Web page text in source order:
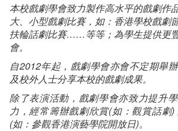
本校戲劇學會致力製作高水平的戲劇作
大、小型戲劇比賽，如：香港學校戲劇
扶輪話劇比賽……等等；為學生提供更
會。
自2012年起，戲劇學會亦會不定期舉
及校外人士分享本校的戲劇成果。
除了表演活動，戲劇學會亦致力提升
力，經常籌辦戲劇欣賞(如：觀賞話劇
(如：參觀香港演藝學院開放日)。